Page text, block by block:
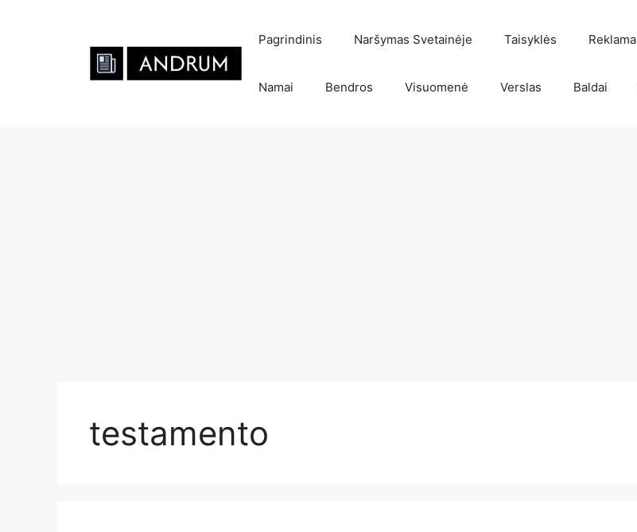
Pagrindinis Naršymas Svetainėje Taisyklės Reklama
Namai Bendros Visuomenė Verslas Baldai
testamento